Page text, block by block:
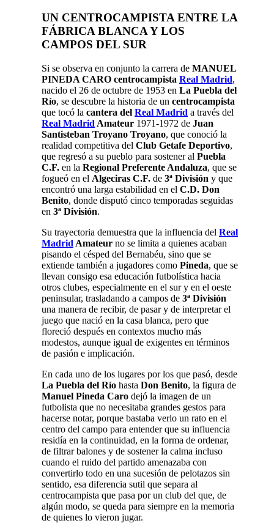
UN CENTROCAMPISTA ENTRE LA
FÁBRICA BLANCA Y LOS
CAMPOS DEL SUR
Si se observa en conjunto la carrera de MANUEL
PINEDA CARO centrocampista Real Madrid,
nacido el 26 de octubre de 1953 en La Puebla del
Río, se descubre la historia de un centrocampista
que tocó la cantera del Real Madrid a través del
Real Madrid Amateur 1971-1972 de Juan
Santisteban Troyano Troyano, que conoció la
realidad competitiva del Club Getafe Deportivo,
que regresó a su pueblo para sostener al Puebla
C.F. en la Regional Preferente Andaluza, que se
fogueó en el Algeciras C.F. de 3ª División y que
encontró una larga estabilidad en el C.D. Don
Benito, donde disputó cinco temporadas seguidas
en 3ª División.
Su trayectoria demuestra que la influencia del Real
Madrid Amateur no se limita a quienes acaban
pisando el césped del Bernabéu, sino que se
extiende también a jugadores como Pineda, que se
llevan consigo esa educación futbolística hacia
otros clubes, especialmente en el sur y en el oeste
peninsular, trasladando a campos de 3ª División
una manera de recibir, de pasar y de interpretar el
juego que nació en la casa blanca, pero que
floreció después en contextos mucho más
modestos, aunque igual de exigentes en términos
de pasión e implicación.
En cada uno de los lugares por los que pasó, desde
La Puebla del Río hasta Don Benito, la figura de
Manuel Pineda Caro dejó la imagen de un
futbolista que no necesitaba grandes gestos para
hacerse notar, porque bastaba verlo un rato en el
centro del campo para entender que su influencia
residía en la continuidad, en la forma de ordenar,
de filtrar balones y de sostener la calma incluso
cuando el ruido del partido amenazaba con
convertirlo todo en una sucesión de pelotazos sin
sentido, esa diferencia sutil que separa al
centrocampista que pasa por un club del que, de
algún modo, se queda para siempre en la memoria
de quienes lo vieron jugar.